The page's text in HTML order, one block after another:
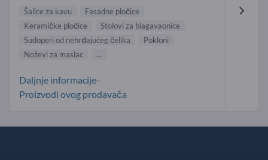
Šalice za kavu
Fasadne pločice
Keramičke pločice
Stolovi za blagavaonice
Sudoperi od nehrđajućeg čelika
Pokloni
Noževi za maslac
...
Daljnje informacije-
Proizvodi ovog prodavača